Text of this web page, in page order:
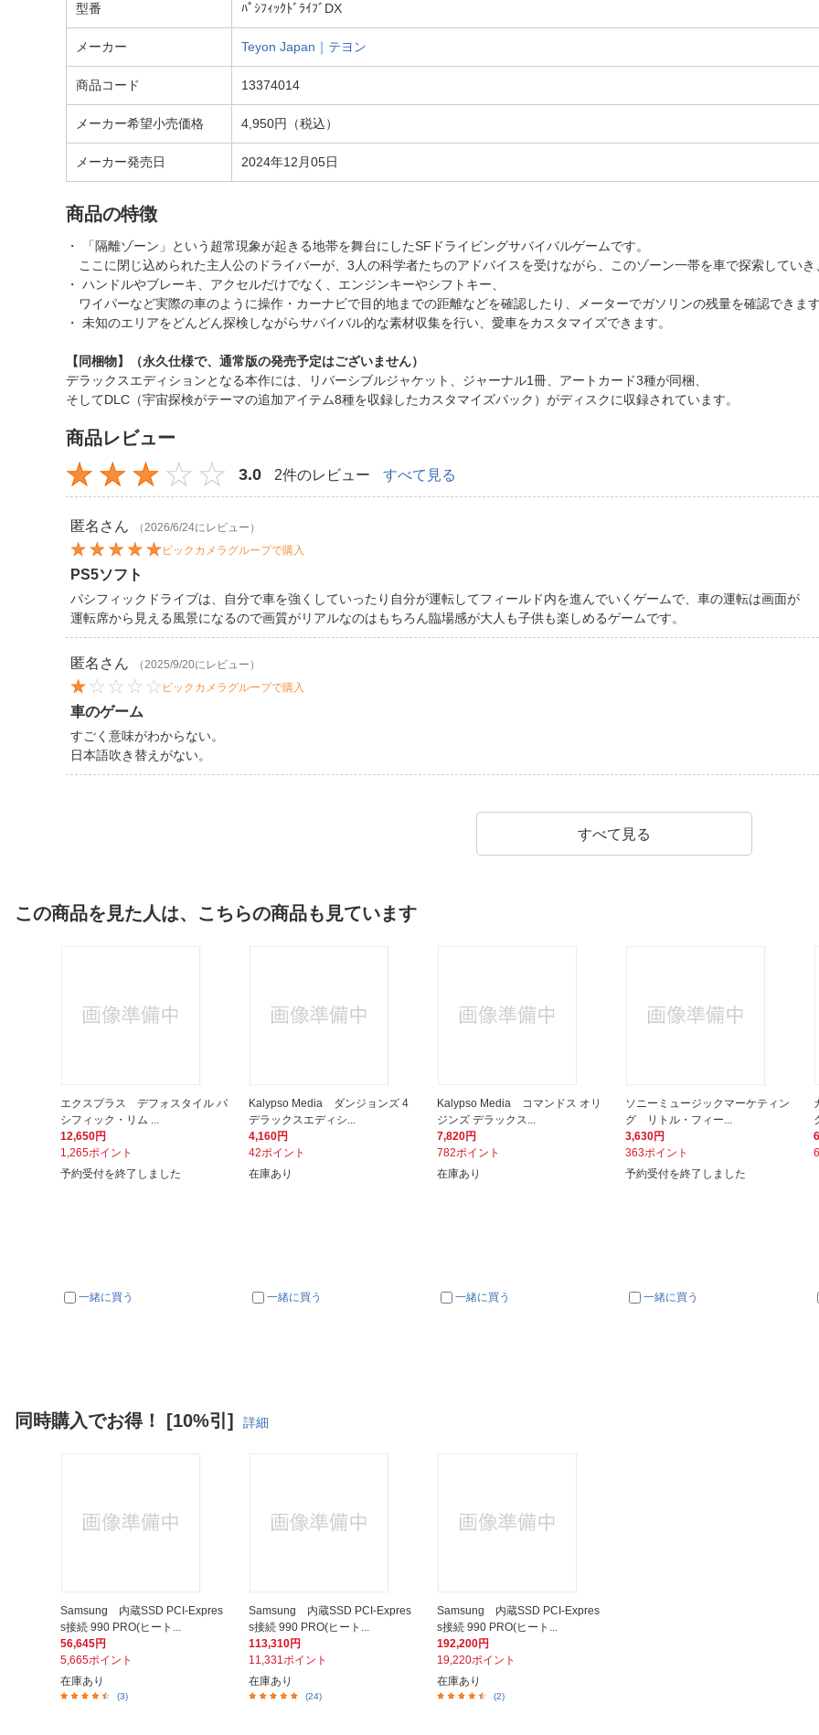
型番 ﾊﾟｼﾌｨｯｸﾄﾞﾗｲﾌﾞDX
メーカー Teyon Japan｜テヨン
商品コード 13374014
メーカー希望小売価格 4,950円（税込）
メーカー発売日 2024年12月05日
商品の特徴
・ 「隔離ゾーン」という超常現象が起きる地帯を舞台にしたSFドライビングサバイバルゲームです。
ここに閉じ込められた主人公のドライバーが、3人の科学者たちのアドバイスを受けながら、このゾーン一帯を車で探索していき
・ ハンドルやブレーキ、アクセルだけでなく、エンジンキーやシフトキー、
ワイパーなど実際の車のように操作・カーナビで目的地までの距離などを確認したり、メーターでガソリンの残量を確認できます
・ 未知のエリアをどんどん探検しながらサバイバル的な素材収集を行い、愛車をカスタマイズできます。
【同梱物】（永久仕様で、通常版の発売予定はございません）
デラックスエディションとなる本作には、リバーシブルジャケット、ジャーナル1冊、アートカード3種が同梱、
そしてDLC（宇宙探検がテーマの追加アイテム8種を収録したカスタマイズパック）がディスクに収録されています。
商品レビュー
3.0 2件のレビュー すべて見る
匿名 さん
（2026/6/24にレビュー）
ビックカメラグループで購入
PS5ソフト
パシフィックドライブは、自分で車を強くしていったり自分が運転してフィールド内を進んでいくゲームで、車の運転は画面が
運転席から見える風景になるので画質がリアルなのはもちろん臨場感が大人も子供も楽しめるゲームです。
匿名 さん
（2025/9/20にレビュー）
ビックカメラグループで購入
車のゲーム
すごく意味がわからない。
日本語吹き替えがない。
すべて見る
この商品を見た人は、こちらの商品も見ています
エクスプラス デフォスタイル パ
シフィック・リム ...
12,650円
1,265ポイント
予約受付を終了しました
一緒に買う
Kalypso Media ダンジョンズ 4
デラックスエディシ...
4,160円
42ポイント
在庫あり
一緒に買う
Kalypso Media コマンドス オリ
ジンズ デラックス...
7,820円
782ポイント
在庫あり
一緒に買う
ソニーミュージックマーケティン
グ リトル・フィー...
3,630円
363ポイント
予約受付を終了しました
一緒に買う
同時購入でお得！ [10%引] 詳細
Samsung 内蔵SSD PCI-Expres
s接続 990 PRO(ヒート...
56,645円
5,665ポイント
在庫あり
(3)
Samsung 内蔵SSD PCI-Expres
s接続 990 PRO(ヒート...
113,310円
11,331ポイント
在庫あり
(24)
Samsung 内蔵SSD PCI-Expres
s接続 990 PRO(ヒート...
192,200円
19,220ポイント
在庫あり
(2)